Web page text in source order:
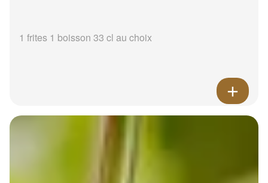
1 frites 1 boisson 33 cl au choix